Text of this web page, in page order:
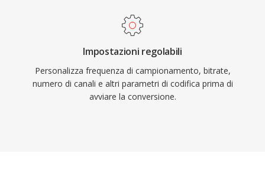
Impostazioni regolabili
Personalizza frequenza di campionamento, bitrate,
numero di canali e altri parametri di codifica prima di
avviare la conversione.